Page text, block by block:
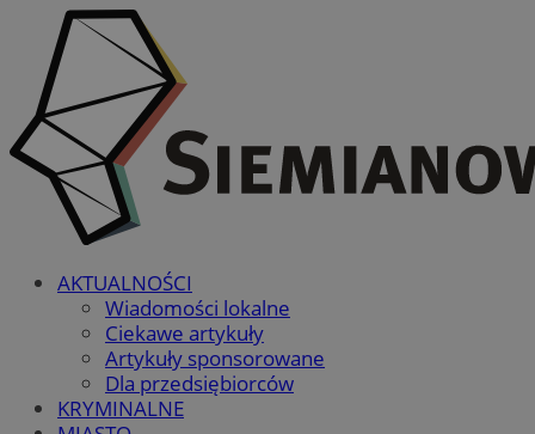
AKTUALNOŚCI
Wiadomości lokalne
Ciekawe artykuły
Artykuły sponsorowane
Dla przedsiębiorców
KRYMINALNE